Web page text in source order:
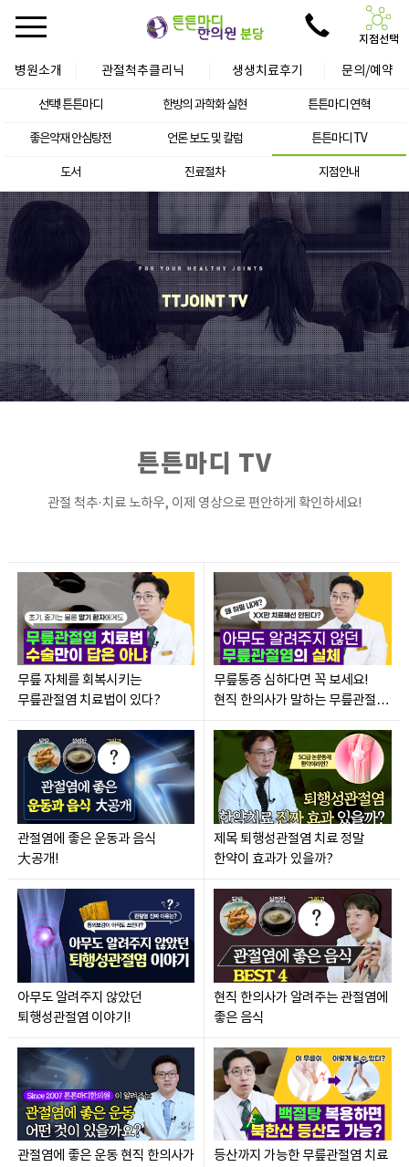
지점선택
병원소개 관절척추클리닉 생생치료후기 문의/예약
선택! 튼튼마디 한방의 과학화 실현 튼튼마디 연혁
좋은약재 안심탕전 언론 보도 및 칼럼 튼튼마디 TV
도서 진료절차 지점안내
튼튼마디 TV
관절 척추·치료 노하우, 이제 영상으로 편안하게 확인하세요!
무릎 자체를 회복시키는
무릎관절염 치료법이 있다?
무릎통증 심하다면 꼭 보세요!
현직 한의사가 말하는 무릎관절염
관절염에 좋은 운동과 음식
大공개!
제목 퇴행성관절염 치료 정말
한약이 효과가 있을까?
아무도 알려주지 않았던
퇴행성관절염 이야기!
현직 한의사가 알려주는 관절염에
좋은 음식
관절염에 좋은 운동 현직 한의사가
등산까지 가능한 무릎관절염 치료